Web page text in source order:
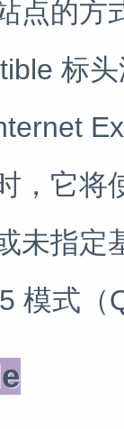
点的方
标
，它将
未指定
模式（